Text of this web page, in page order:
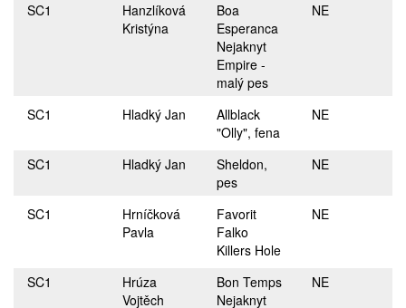
SC1
Hanzlíková
Kristýna
Boa
Esperanca
Nejaknyt
Empire -
malý pes
NE
SC1 Hladký Jan
Allblack
"Olly", fena
NE
SC1 Hladký Jan
Sheldon,
pes
NE
SC1
Hrníčková
Pavla
Favorit
Falko
Killers Hole
NE
SC1
Hrúza
Vojtěch
Bon Temps
Nejaknyt
NE